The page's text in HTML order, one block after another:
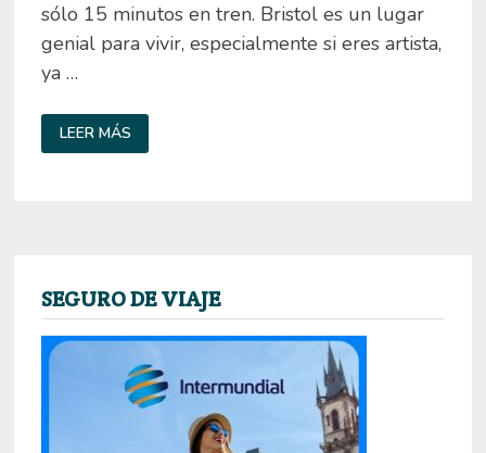
sólo 15 minutos en tren. Bristol es un lugar
genial para vivir, especialmente si eres artista,
ya …
QUÉ
VER
EN
DE
BRISTOL
LEER MÁS
SEGURO DE VIAJE